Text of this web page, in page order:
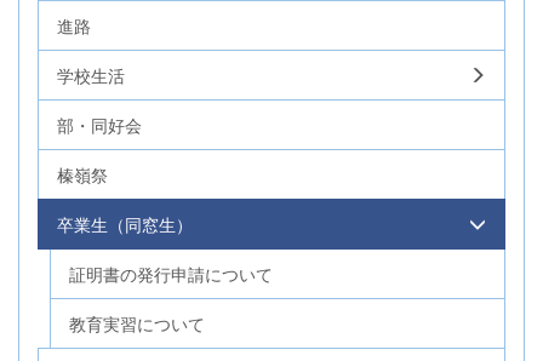
進路
学校生活
部・同好会
榛嶺祭
卒業生（同窓生）
証明書の発行申請について
教育実習について